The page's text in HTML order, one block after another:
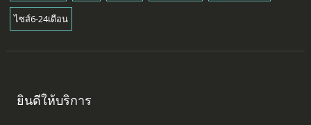
ไซส์6-24เดือน
ยินดีให้บริการ